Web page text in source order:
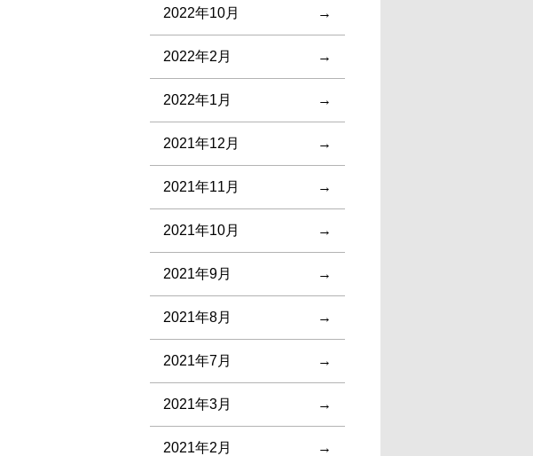
2022年10月
2022年2月
2022年1月
2021年12月
2021年11月
2021年10月
2021年9月
2021年8月
2021年7月
2021年3月
2021年2月